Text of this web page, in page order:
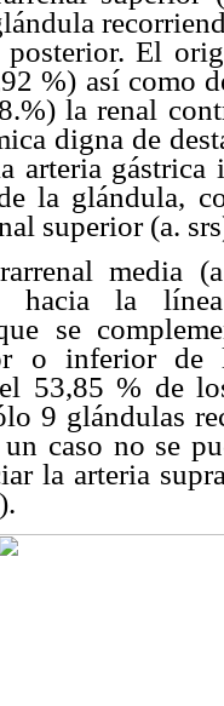
El
%) así como
la renal
digna de
arteria gástrica
la glándula,
superior (a.
media
hacia la
se
o inferior
53,85 % de
9 glándulas
caso no se
la arteria